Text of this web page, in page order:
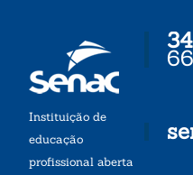
Instituição de
educação
profissional aberta